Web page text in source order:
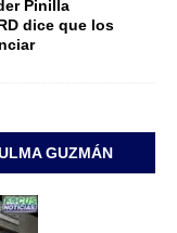
Pinilla
dice que los
GUZMÁN